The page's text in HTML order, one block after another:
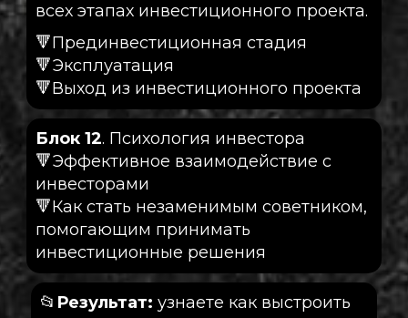
всех этапах инвестиционного проекта.
🔻Прединвестиционная стадия
🔻Эксплуатация
🔻Выход из инвестиционного проекта
Блок 12. Психология инвестора
🔻Эффективное взаимодействие с
инвесторами
🔻Как стать незаменимым советником,
помогающим принимать
инвестиционные решения
📂 Результат: узнаете как выстроить